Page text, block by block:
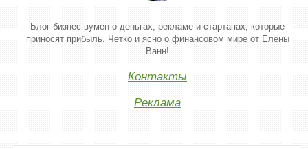
Блог бизнес-вумен о деньгах, рекламе и стартапах, которые
приносят прибыль. Четко и ясно о финансовом мире от Елены
Ванн!
Контакты
Реклама